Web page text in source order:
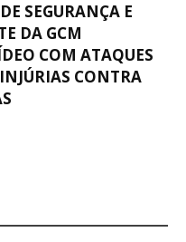
SEGURANÇA E
DA GCM
COM ATAQUES
CONTRA